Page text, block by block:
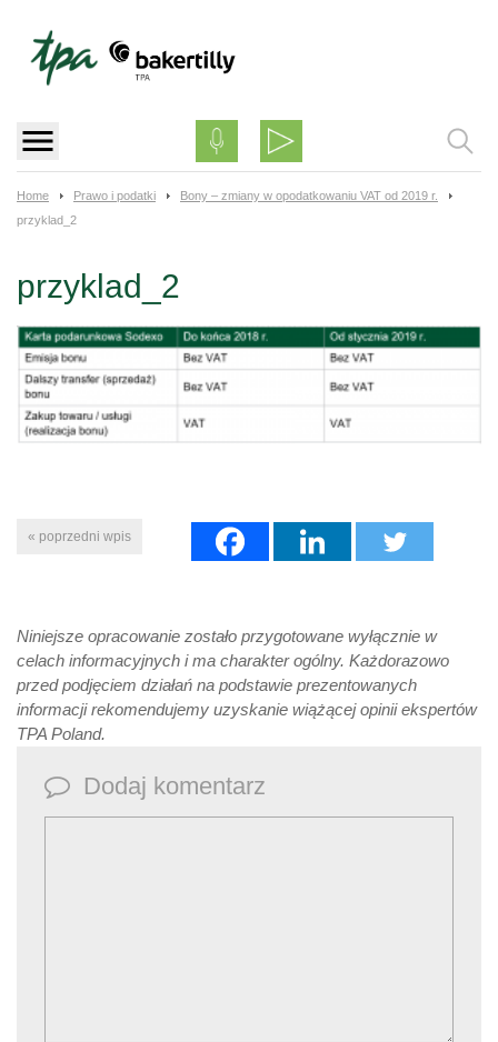
content
Home Prawo i podatki
Bony – zmiany w opodatkowaniu VAT od 2019 r.
przyklad_2
przyklad_2
« poprzedni wpis
Niniejsze opracowanie zostało przygotowane wyłącznie w
celach informacyjnych i ma charakter ogólny. Każdorazowo
przed podjęciem działań na podstawie prezentowanych
informacji rekomendujemy uzyskanie wiążącej opinii ekspertów
TPA Poland.
Dodaj komentarz